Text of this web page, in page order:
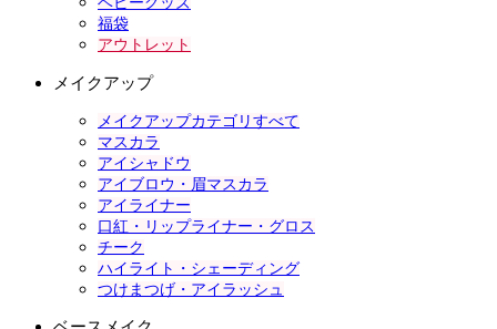
福袋
アウトレット
メイクアップ
メイクアップカテゴリすべて
マスカラ
アイシャドウ
アイブロウ・眉マスカラ
アイライナー
口紅・リップライナー・グロス
チーク
ハイライト・シェーディング
つけまつげ・アイラッシュ